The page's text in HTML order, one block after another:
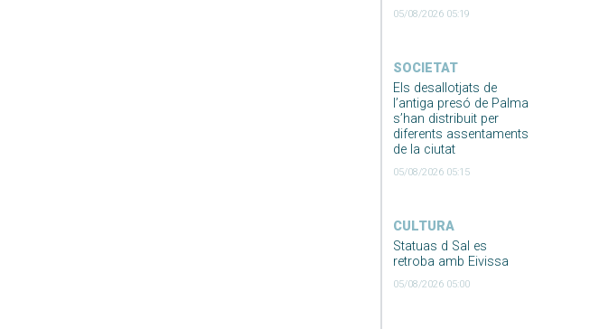
05/08/2026 05:19
SOCIETAT
Els desallotjats de
l’antiga presó de Palma
s’han distribuit per
diferents assentaments
de la ciutat
05/08/2026 05:15
CULTURA
Statuas d Sal es
retroba amb Eivissa
05/08/2026 05:00